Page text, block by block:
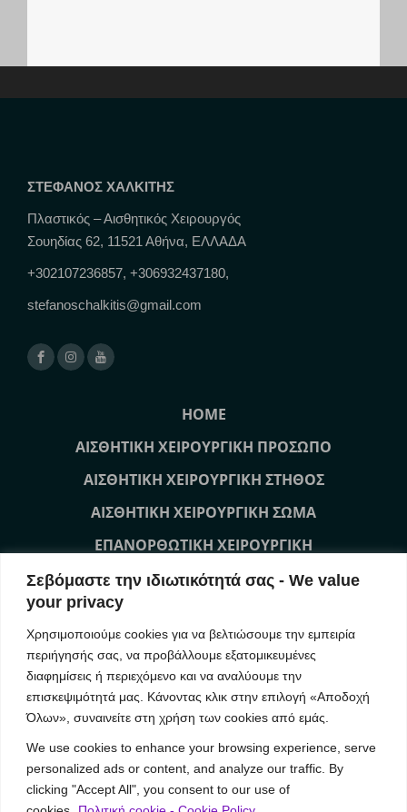
Σεβόμαστε την ιδιωτικότητά σας - We value
your privacy
Χρησιμοποιούμε cookies για να βελτιώσουμε την εμπειρία
περιήγησής σας, να προβάλλουμε εξατομικευμένες
διαφημίσεις ή περιεχόμενο και να αναλύουμε την
επισκεψιμότητά μας. Κάνοντας κλικ στην επιλογή «Αποδοχή
Όλων», συναινείτε στη χρήση των cookies από εμάς.
We use cookies to enhance your browsing experience, serve
personalized ads or content, and analyze our traffic. By
clicking "Accept All", you consent to our use of
ΣΤΕΦΑΝΟΣ ΧΑΛΚΙΤΗΣ
Πλαστικός – Αισθητικός Χειρουργός
Σουηδίας 62, 11521 Αθήνα, ΕΛΛΑΔΑ
+302107236857, +306932437180,
stefanoschalkitis@gmail.com
HOME
ΑΙΣΘΗΤΙΚΗ ΧΕΙΡΟΥΡΓΙΚΗ ΠΡΟΣΩΠΟ
ΑΙΣΘΗΤΙΚΗ ΧΕΙΡΟΥΡΓΙΚΗ ΣΤΗΘΟΣ
ΑΙΣΘΗΤΙΚΗ ΧΕΙΡΟΥΡΓΙΚΗ ΣΩΜΑ
ΕΠΑΝΟΡΘΩΤΙΚΗ ΧΕΙΡΟΥΡΓΙΚΗ
ΜΗ ΧΕΙΡΟΥΡΓΙΚΕΣ ΘΕΡΑΠΕΙΕΣ ΠΡΟΣΩΠΟ
ΜΗ ΧΕΙΡΟΥΡΓΙΚΕΣ ΘΕΡΑΠΕΙΕΣ ΣΩΜΑ
ΕΠΙΚΟΙΝΩΝΙΑ
Our News
(Ελληνικά) YVOIRE Symposium Athens
(Ελληνικά) IMCAS Annual World Congress 2019
(Ελληνικά) Συνέδριο MBN 2018 AestheticBreast Meeting